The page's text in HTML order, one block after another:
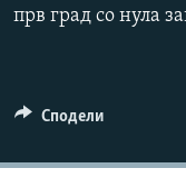
прв град со нула
Сподели